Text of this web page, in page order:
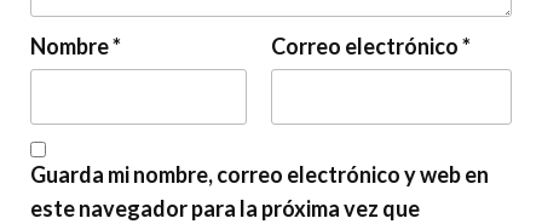
Nombre* Correo electrónico*
Guarda mi nombre, correo electrónico y web en
este navegador para la próxima vez que